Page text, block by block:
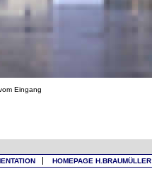
Eingang
HOMEPAGE H.BRAUMÜLLER